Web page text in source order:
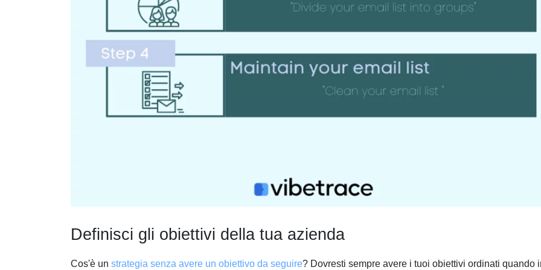
Definisci gli obiettivi della tua azienda
Cos'è un strategia senza avere un obiettivo da seguire? Dovresti sempre avere i tuoi obiettivi ordinati quando